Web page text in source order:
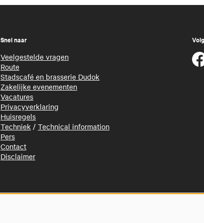
Snel naar
Veelgestelde vragen
Route
Stadscafé en brasserie Dudok
Zakelijke evenementen
Vacatures
Privacyverklaring
Huisregels
Techniek / Technical information
Pers
Contact
Disclaimer